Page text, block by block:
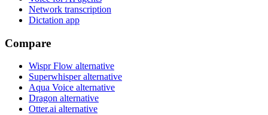
Network transcription
Dictation app
Compare
Wispr Flow alternative
Superwhisper alternative
Aqua Voice alternative
Dragon alternative
Otter.ai alternative